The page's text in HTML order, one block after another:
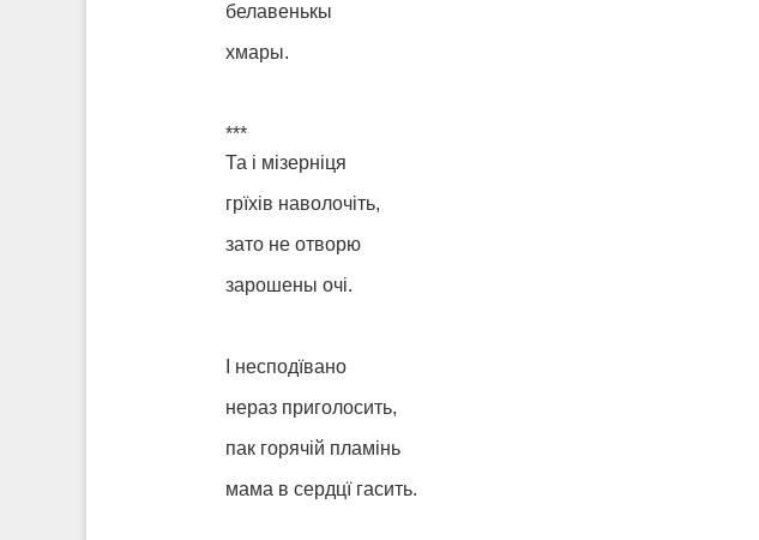
белавенькы
хмары.
***
Та і мізерніця
грїхів наволочіть,
зато не отворю
зарошены очі.
І несподївано
нераз приголосить,
пак горячій пламінь
мама в сердцї гасить.